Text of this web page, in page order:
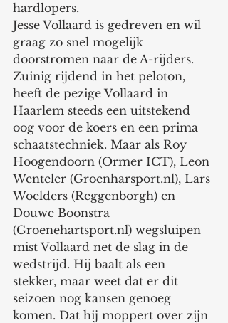
hardlopers.
Jesse Vollaard is gedreven en wil
graag zo snel mogelijk
doorstromen naar de A-rijders.
Zuinig rijdend in het peloton,
heeft de pezige Vollaard in
Haarlem steeds een uitstekend
oog voor de koers en een prima
schaatstechniek. Maar als Roy
Hoogendoorn (Ormer ICT), Leon
Wenteler (Groenharsport.nl), Lars
Woelders (Reggenborgh) en
Douwe Boonstra
(Groenehartsport.nl) wegsluipen
mist Vollaard net de slag in de
wedstrijd. Hij baalt als een
stekker, maar weet dat er dit
seizoen nog kansen genoeg
komen. Dat hij moppert over zijn